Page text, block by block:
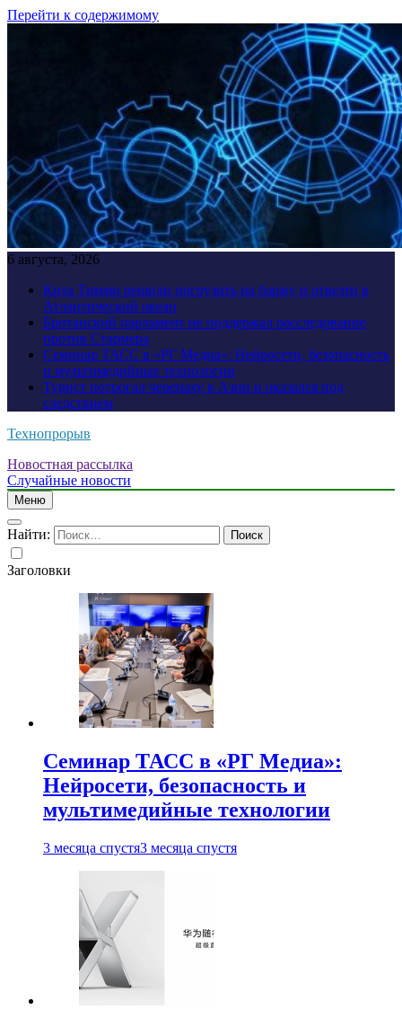
Перейти к содержимому
6 августа, 2026
Кита Тимми решили погрузить на баржу и отвезти в
Атлантический океан
Британский парламент не поддержал расследование
против Стармера
Семинар ТАСС в «РГ Медиа»: Нейросети, безопасность
и мультимедийные технологии
Турист потрогал черепаху в Азии и оказался под
следствием
Технопрорыв
Новостная рассылка
Случайные новости
Меню
Найти:
Заголовки
Семинар ТАСС в «РГ Медиа»:
Нейросети, безопасность и
мультимедийные технологии
3 месяца спустя3 месяца спустя